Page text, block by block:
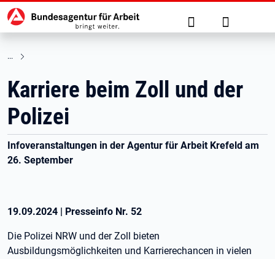
zu den Hauptinhalten springen
Hauptnavigation Suche Anmelden
Karriere beim Zoll und der
Polizei
Infoveranstaltungen in der Agentur für Arbeit Krefeld am
26. September
19.09.2024 | Presseinfo Nr. 52
Die Polizei NRW und der Zoll bieten
Ausbildungsmöglichkeiten und Karrierechancen in vielen